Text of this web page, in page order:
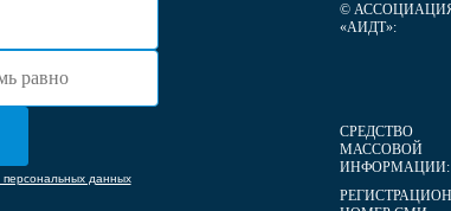
данных
©
«АИДТ»:
СРЕДСТВО
МАССОВОЙ
ИНФОРМАЦИИ: